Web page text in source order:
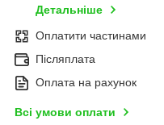
Детальніше
Оплатити частинами
Післяплата
Оплата на рахунок
Всі умови оплати